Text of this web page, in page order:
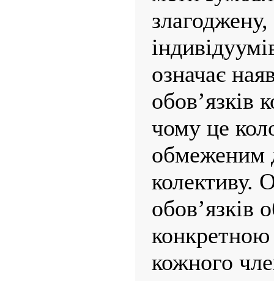
злагоджену,
означає
обов’язків
чому це
обмеженим
колективу.
обов’язків
конкретною
кожного